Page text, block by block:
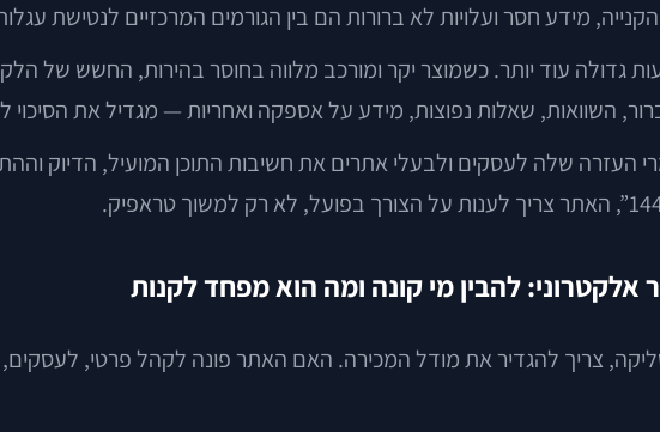
מידע חסר ועלויות לא ברורות הם בין הגורמים המרכזיים לנטישת
עוד יותר. כשמוצר יקר ומורכב מלווה בחוסר בהירות, החשש של
השוואות, שאלות נפוצות, מידע על אספקה ואחריות — מגדיל את הסיכוי
העזרה שלה לעסקים ולבעלי אתרים את חשיבות התוכן המועיל, הדיוק
להבין מי קונה ומה הוא מפחד לקנות
צריך להגדיר את מודל המכירה. האם האתר פונה לקהל פרטי,